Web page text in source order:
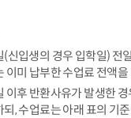
(신입생의 경우 입학일) 전
이미 납부한 수업료 전액을
이후 반환사유가 발생한
, 수업료는 아래 표의 기